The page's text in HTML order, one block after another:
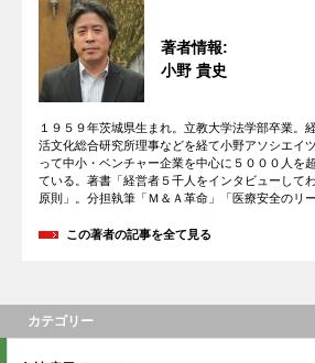
著者情報:
小野 貴史
１９５９年茨城県生まれ。立教大学法学部卒業。
活文化総合研究所理事などを経て小野アソシエイ
って中小・ベンチャー企業を中心に５０００人を
ている。著書「経営者５千人をインタビューして
原則」。分担執筆「Ｍ＆Ａ革命」「医療安全のリ
この著者の記事を全て見る
カテゴリー